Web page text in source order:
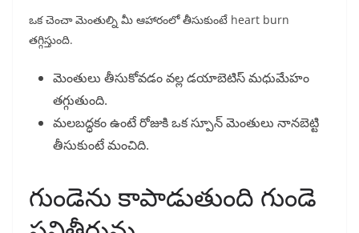
ఒక చెంచా మెంతుల్ని మీ ఆహారంలో తీసుకుంటే heart burn
తగ్గిస్తుంది.
మెంతులు తీసుకోవడం వల్ల డయాబెటిస్ మధుమేహం
తగ్గుతుంది.
మలబద్ధకం ఉంటే రోజుకి ఒక స్పూన్ మెంతులు నానబెట్టి
తీసుకుంటే మంచిది.
గుండెను కాపాడుతుంది గుండె